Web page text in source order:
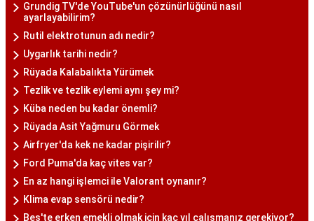
Grundig TV'de YouTube'un çözünürlüğünü nasıl
ayarlayabilirim?
Rutil elektrotunun adı nedir?
Uygarlık tarihi nedir?
Rüyada Kalabalıkta Yürümek
Tezlik ve tezlik eylemi aynı şey mi?
Küba neden bu kadar önemli?
Rüyada Asit Yağmuru Görmek
Airfryer'da kek ne kadar pişirilir?
Ford Puma'da kaç vites var?
En az hangi işlemci ile Valorant oynanır?
Klima evap sensörü nedir?
Bes'te erken emekli olmak için kaç yıl çalışmanız gerekiyor?